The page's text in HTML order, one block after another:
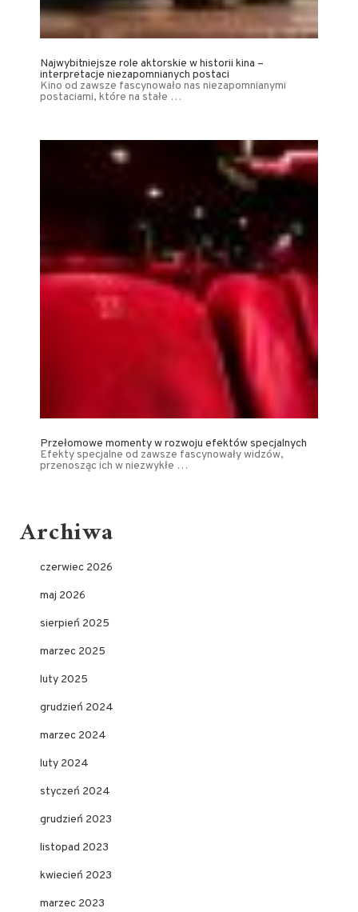
Najwybitniejsze role aktorskie w historii kina –
interpretacje niezapomnianych postaci
Kino od zawsze fascynowało nas niezapomnianymi
postaciami, które na stałe …
Przełomowe momenty w rozwoju efektów specjalnych
Efekty specjalne od zawsze fascynowały widzów,
przenosząc ich w niezwykłe …
Archiwa
czerwiec 2026
maj 2026
sierpień 2025
marzec 2025
luty 2025
grudzień 2024
marzec 2024
luty 2024
styczeń 2024
grudzień 2023
listopad 2023
kwiecień 2023
marzec 2023